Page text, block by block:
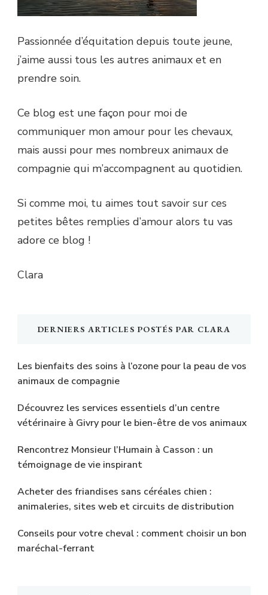
Passionnée d’équitation depuis toute jeune,
j’aime aussi tous les autres animaux et en
prendre soin.
Ce blog est une façon pour moi de
communiquer mon amour pour les chevaux,
mais aussi pour mes nombreux animaux de
compagnie qui m’accompagnent au quotidien.
Si comme moi, tu aimes tout savoir sur ces
petites bêtes remplies d’amour alors tu vas
adore ce blog !
Clara
DERNIERS ARTICLES POSTÉS PAR CLARA
Les bienfaits des soins à l’ozone pour la peau de vos
animaux de compagnie
Découvrez les services essentiels d’un centre
vétérinaire à Givry pour le bien-être de vos animaux
Rencontrez Monsieur l’Humain à Casson : un
témoignage de vie inspirant
Acheter des friandises sans céréales chien :
animaleries, sites web et circuits de distribution
Conseils pour votre cheval : comment choisir un bon
maréchal-ferrant